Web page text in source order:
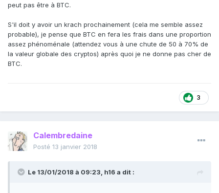
peut pas être à BTC.
S'il doit y avoir un krach prochainement (cela me semble assez
probable), je pense que BTC en fera les frais dans une proportion
assez phénoménale (attendez vous à une chute de 50 à 70% de
la valeur globale des cryptos) après quoi je ne donne pas cher de
BTC.
3
Calembredaine
Posté 13 janvier 2018
Le 13/01/2018 à 09:23, h16 a dit :